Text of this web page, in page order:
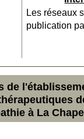
Les réseaux
publication
de
à La